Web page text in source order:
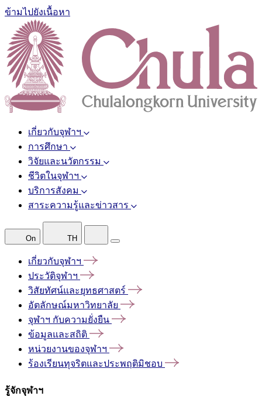
ข้ามไปยังเนื้อหา
เกี่ยวกับจุฬาฯ
การศึกษา
วิจัยและนวัตกรรม
ชีวิตในจุฬาฯ
บริการสังคม
สาระความรู้และข่าวสาร
On TH
เกี่ยวกับจุฬาฯ
ประวัติจุฬาฯ
วิสัยทัศน์และยุทธศาสตร์
อัตลักษณ์มหาวิทยาลัย
จุฬาฯ กับความยั่งยืน
ข้อมูลและสถิติ
หน่วยงานของจุฬาฯ
ร้องเรียนทุจริตและประพฤติมิชอบ
รู้จักจุฬาฯ